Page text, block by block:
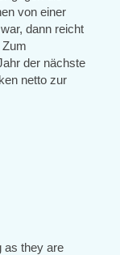
von einer
dann reicht
der nächste
netto zur
as they are